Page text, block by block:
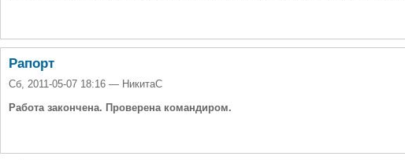
Рапорт
Сб, 2011-05-07 18:16 — НикитаС
Работа закончена. Проверена командиром.